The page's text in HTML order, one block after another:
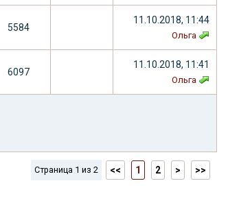
5584
11.10.2018, 11:44
Ольга
6097
11.10.2018, 11:41
Ольга
Страница 1 из 2 << 1 2 > >>